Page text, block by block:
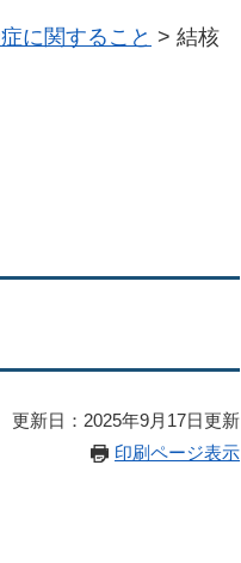
に関すること > 結核
更新日：2025年9月17日更新
印刷ページ表示